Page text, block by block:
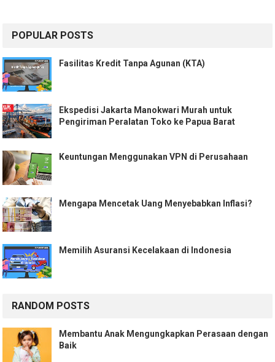
POPULAR POSTS
Fasilitas Kredit Tanpa Agunan (KTA)
Ekspedisi Jakarta Manokwari Murah untuk
Pengiriman Peralatan Toko ke Papua Barat
Keuntungan Menggunakan VPN di Perusahaan
Mengapa Mencetak Uang Menyebabkan Inflasi?
Memilih Asuransi Kecelakaan di Indonesia
RANDOM POSTS
Membantu Anak Mengungkapkan Perasaan dengan
Baik